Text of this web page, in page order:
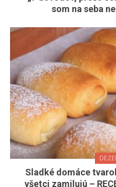
som na seba
Sladké domáce
všetci zamilujú –